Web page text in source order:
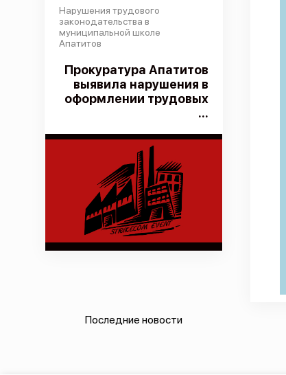
Нарушения трудового
законодательства в
муниципальной школе
Апатитов
Прокуратура Апатитов
выявила нарушения в
оформлении трудовых
...
Последние новости